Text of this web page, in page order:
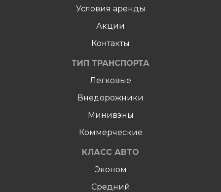
Условия аренды
Акции
Контакты
ТИП ТРАНСПОРТА
Легковые
Внедорожники
Минивэны
Коммерческие
КЛАСС АВТО
Эконом
Средний